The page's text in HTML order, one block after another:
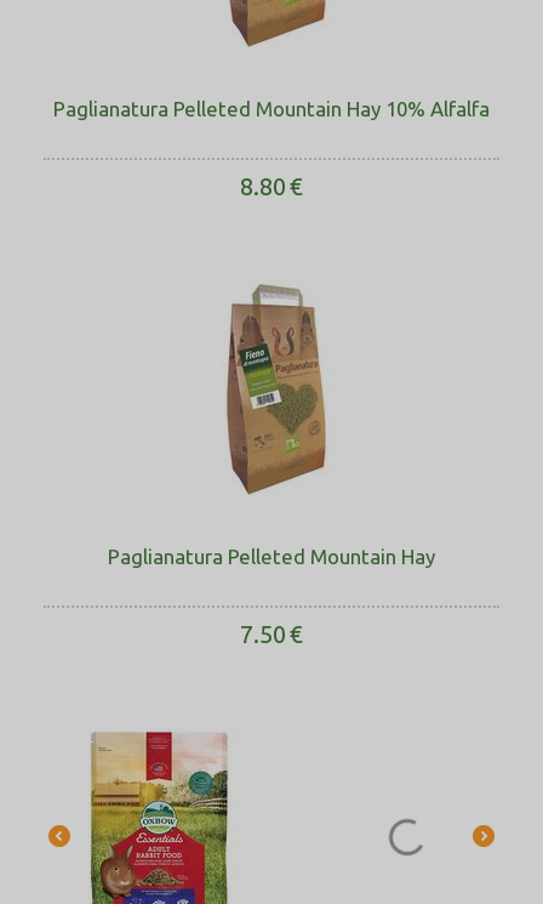
Paglianatura Pelleted Mountain Hay 10% Alfalfa
8.80€
Paglianatura Pelleted Mountain Hay
7.50€